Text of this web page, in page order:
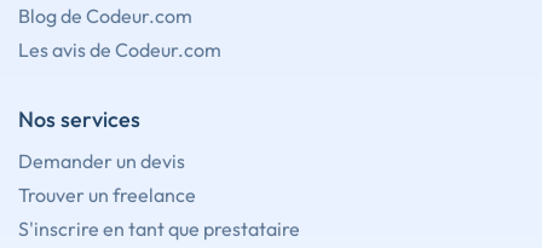
Blog de Codeur.com
Les avis de Codeur.com
Nos services
Demander un devis
Trouver un freelance
S'inscrire en tant que prestataire